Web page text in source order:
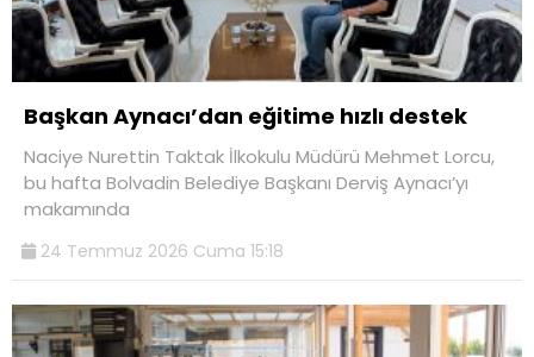
Başkan Aynacı’dan eğitime hızlı destek
Naciye Nurettin Taktak İlkokulu Müdürü Mehmet Lorcu,
bu hafta Bolvadin Belediye Başkanı Derviş Aynacı’yı
makamında
24 Temmuz 2026 Cuma 15:18